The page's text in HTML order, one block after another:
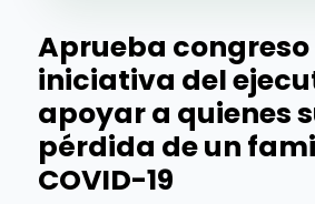
Aprueba
iniciativa del
apoyar a quienes
pérdida de un
COVID-19